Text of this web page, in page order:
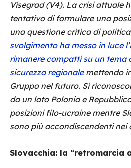
Visegrad (V4). La crisi attuale
tentativo di formulare una
una questione critica di
svolgimento ha messo in luce
rimanere compatti su un tema
sicurezza regionalemettendo
Gruppo nel futuro. Si
da un lato Polonia e
posizioni filo-ucraine mentre
sono più accondiscendenti nei
Slovacchia: la “retromarcia